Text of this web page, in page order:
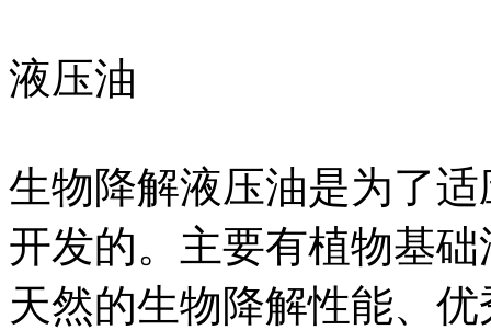
液压油
生物降解液压油是为了适
开发的。主要有植物基
天然的生物降解性能、